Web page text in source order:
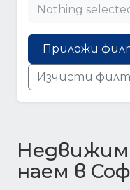
Nothing
Приложи
Изчисти
наем в